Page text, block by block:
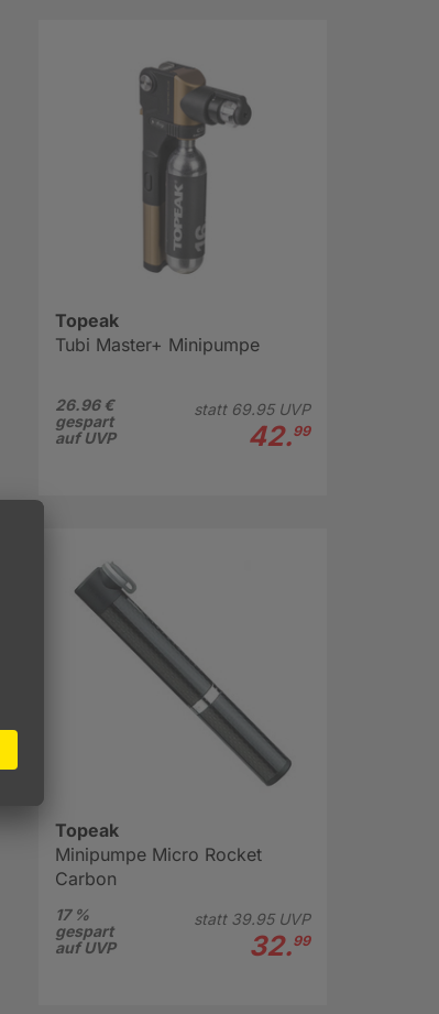
Topeak
Tubi Master+ Minipumpe
26.96 €
gespart
auf UVP
statt 69.95UVP
42.99
Topeak
Minipumpe Micro Rocket
Carbon
17 %
gespart
auf UVP
statt 39.95UVP
32.99